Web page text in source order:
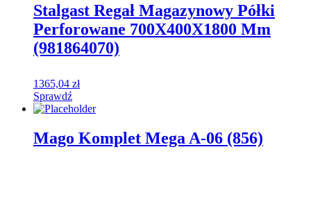
Stalgast Regał Magazynowy Półki
Perforowane 700X400X1800 Mm
(981864070)
1365,04 zł
Sprawdź
Mago Komplet Mega A-06 (856)